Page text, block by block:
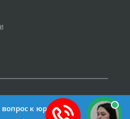
данных
вопрос к юристу?